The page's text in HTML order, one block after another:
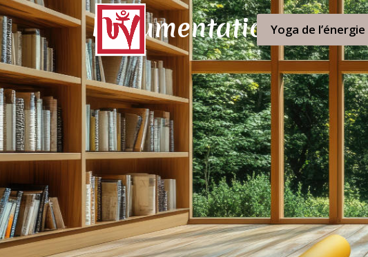
Yoga de l’énergie
Documentation